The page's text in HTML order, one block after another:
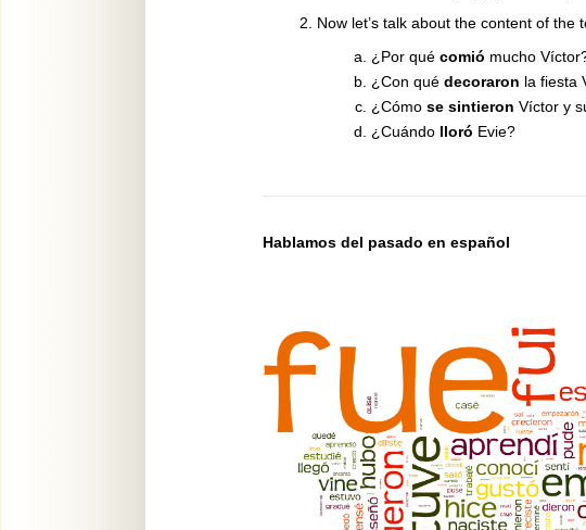
Now let’s talk about the content of
¿Por qué comió mucho
¿Con qué decoraron la fiesta
¿Cómo se sintieron Víctor y
¿Cuándo lloró Evie?
Hablamos del pasado en español